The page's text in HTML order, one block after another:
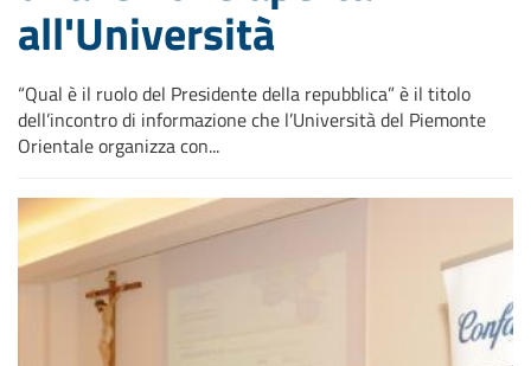
all'Università
“Qual è il ruolo del Presidente della repubblica” è il titolo
dell’incontro di informazione che l’Università del Piemonte
Orientale organizza con...